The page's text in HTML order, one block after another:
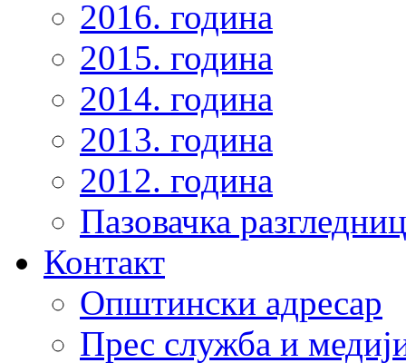
2016. година
2015. година
2014. година
2013. година
2012. година
Пазовачка
Контакт
Општински адресар
Прес служба и